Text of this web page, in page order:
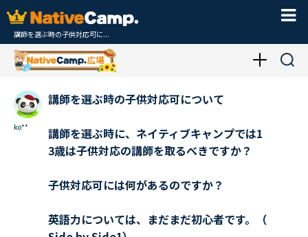
講師を選ぶ時の子供対応可に...
ko**
講師を選ぶ時の子供対応可について
講師を選ぶ時に、ネイティブキャンプでは1
3歳は子供対応の講師を取るべきですか？
子供対応可には何があるのですか？
英語力については、まだまだ初心者です。（